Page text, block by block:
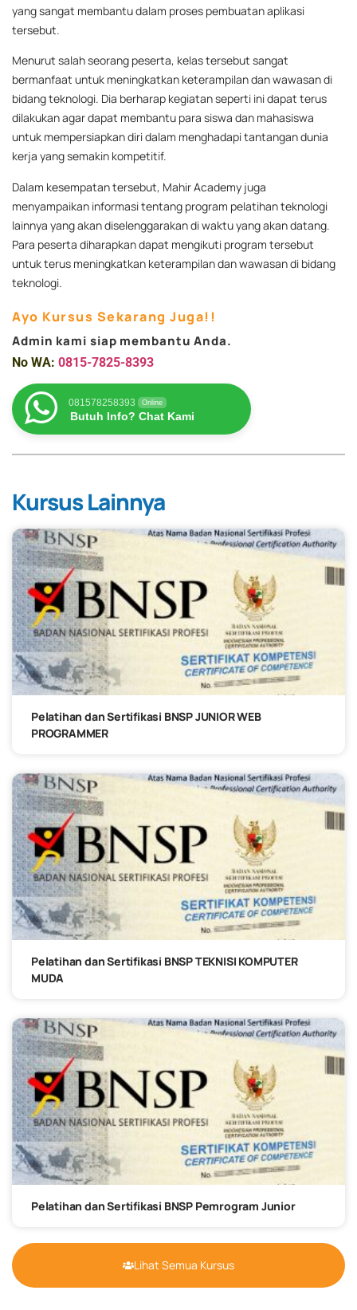
yang sangat membantu dalam proses pembuatan aplikasi
tersebut.
Menurut salah seorang peserta, kelas tersebut sangat
bermanfaat untuk meningkatkan keterampilan dan wawasan di
bidang teknologi. Dia berharap kegiatan seperti ini dapat terus
dilakukan agar dapat membantu para siswa dan mahasiswa
untuk mempersiapkan diri dalam menghadapi tantangan dunia
kerja yang semakin kompetitif.
Dalam kesempatan tersebut, Mahir Academy juga
menyampaikan informasi tentang program pelatihan teknologi
lainnya yang akan diselenggarakan di waktu yang akan datang.
Para peserta diharapkan dapat mengikuti program tersebut
untuk terus meningkatkan keterampilan dan wawasan di bidang
teknologi.
Ayo Kursus Sekarang Juga!!
Admin kami siap membantu Anda.
No WA: 0815-7825-8393
081578258393 Online
Butuh Info? Chat Kami
Kursus Lainnya
Pelatihan dan Sertifikasi BNSP JUNIOR WEB
PROGRAMMER
Pelatihan dan Sertifikasi BNSP TEKNISI KOMPUTER
MUDA
Pelatihan dan Sertifikasi BNSP Pemrogram Junior
Lihat Semua Kursus